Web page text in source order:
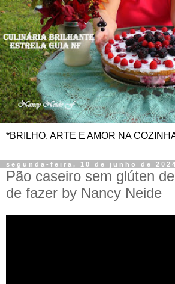
*BRILHO, ARTE E AMOR NA
segunda-feira, 10 de junho de 2024
Pão caseiro sem glúten
de fazer by Nancy Neide